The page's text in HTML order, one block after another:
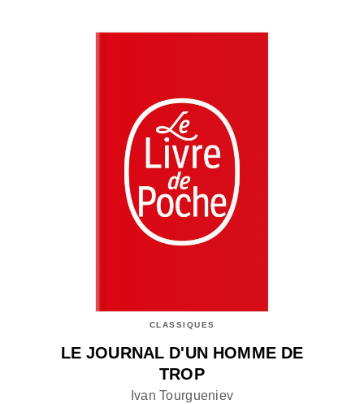
CLASSIQUES
LE JOURNAL D'UN HOMME DE
TROP
Ivan Tourgueniev